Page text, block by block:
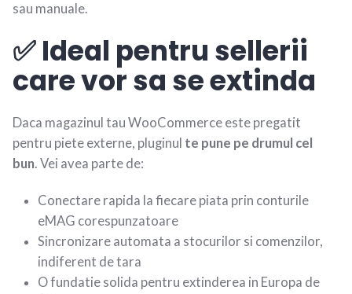
sau manuale.
✅ Ideal pentru sellerii
care vor sa se extinda
Daca magazinul tau WooCommerce este pregatit
pentru piete externe, pluginul te pune pe drumul cel
bun. Vei avea parte de:
Conectare rapida la fiecare piata prin conturile
eMAG corespunzatoare
Sincronizare automata a stocurilor si comenzilor,
indiferent de tara
O fundatie solida pentru extinderea in Europa de